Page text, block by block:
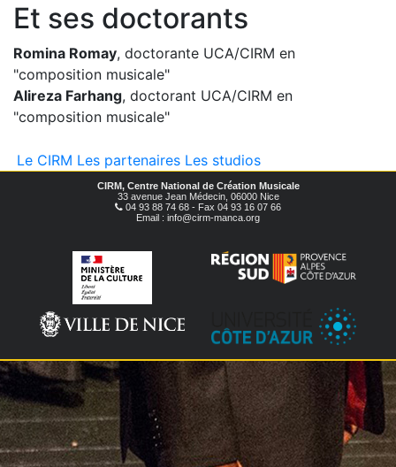
Et ses doctorants
Romina Romay, doctorante UCA/CIRM en
"composition musicale"
Alireza Farhang, doctorant UCA/CIRM en
"composition musicale"
Le CIRM Les partenaires Les studios
CIRM, Centre National de Création Musicale
33 avenue Jean Médecin, 06000 Nice
04 93 88 74 68 - Fax 04 93 16 07 66
Email : info@cirm-manca.org